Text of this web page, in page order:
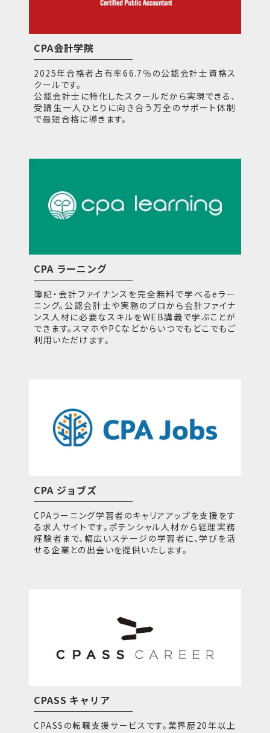
CPA会計学院
2025年合格者占有率66.7％の公認会計士資格ス
クールです。
公認会計士に特化したスクールだから実現できる、
受講生一人ひとりに向き合う万全のサポート体制
で最短合格に導きます。
CPA ラーニング
簿記・会計ファイナンスを完全無料で学べるeラー
ニング。公認会計士や実務のプロから会計ファイナ
ンス人材に必要なスキルをWEB講義で学ぶことが
できます。スマホやPCなどからいつでもどこでもご
利用いただけます。
CPA ジョブズ
CPAラーニング学習者のキャリアアップを支援をす
る求人サイトです。ポテンシャル人材から経理実務
経験者まで、幅広いステージの学習者に、学びを活
せる企業との出会いを提供いたします。
CPASS キャリア
CPASSの転職支援サービスです。業界歴20年以上